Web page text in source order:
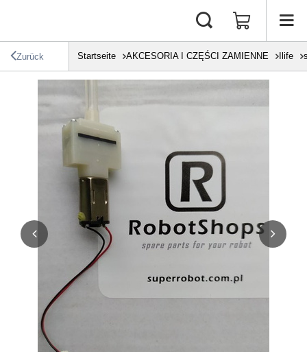
Zurück Startseite AKCESORIA I CZĘŚCI ZAMIENNE Ilife